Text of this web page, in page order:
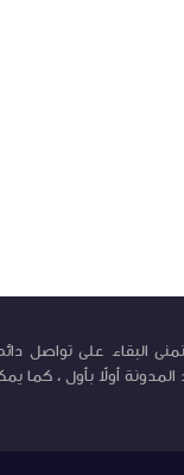
البقاء على تواصل
أولاً بأول ، كما